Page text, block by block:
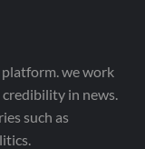
platform. we work
in news.
such as